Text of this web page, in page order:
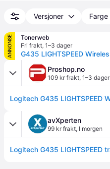
Versjoner Farge
ANNONSE
Tonerweb
Fri frakt, 1–3 dager
Proshop.no
109 kr frakt, 1–3 dager
avXperten
99 kr frakt, I morgen